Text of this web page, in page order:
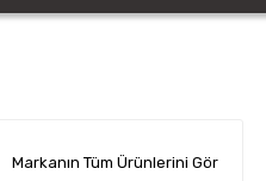
Markanın Tüm Ürünlerini Gör